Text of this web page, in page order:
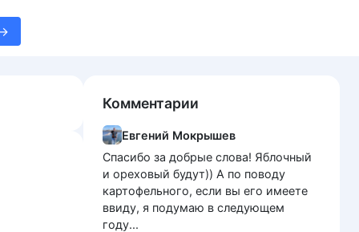
Комментарии
Евгений Мокрышев
Спасибо за добрые слова! Яблочный
и ореховый будут)) А по поводу
картофельного, если вы его имеете
ввиду, я подумаю в следующем
году...